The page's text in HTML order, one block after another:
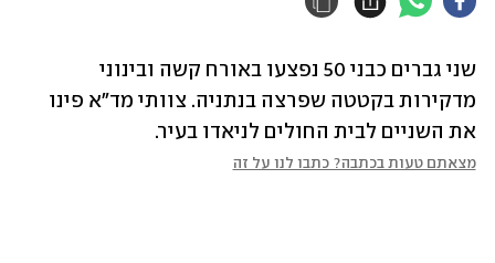
את השניים לבית החולים לניאדו בעיר.
מצאתם טעות בכתבה? כתבו לנו על זה